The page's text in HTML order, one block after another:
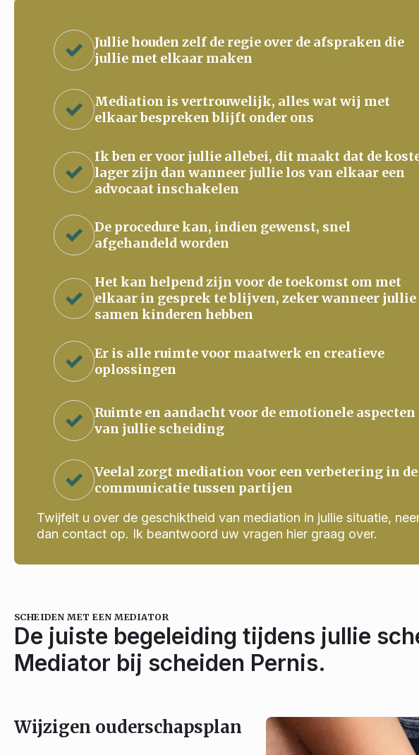
Jullie houden zelf de regie over de afspraken die
jullie met elkaar maken
Mediation is vertrouwelijk, alles wat wij met
elkaar bespreken blijft onder ons
Ik ben er voor jullie allebei, dit maakt dat de
lager zijn dan wanneer jullie los van elkaar een
advocaat inschakelen
De procedure kan, indien gewenst, snel
afgehandeld worden
Het kan helpend zijn voor de toekomst om met
elkaar in gesprek te blijven, zeker wanneer jullie
samen kinderen hebben
Er is alle ruimte voor maatwerk en creatieve
oplossingen
Ruimte en aandacht voor de emotionele aspecten
van jullie scheiding
Veelal zorgt mediation voor een verbetering in de
communicatie tussen partijen
Twijfelt u over de geschiktheid van mediation in jullie situatie,
dan contact op. Ik beantwoord uw vragen hier graag over.
SCHEIDEN MET EEN MEDIATOR
De juiste begeleiding tijdens jullie
Mediator bij scheiden Pernis.
Wijzigen ouderschapsplan